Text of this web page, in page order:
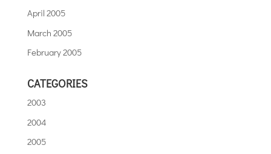
April 2005
March 2005
February 2005
CATEGORIES
2003
2004
2005